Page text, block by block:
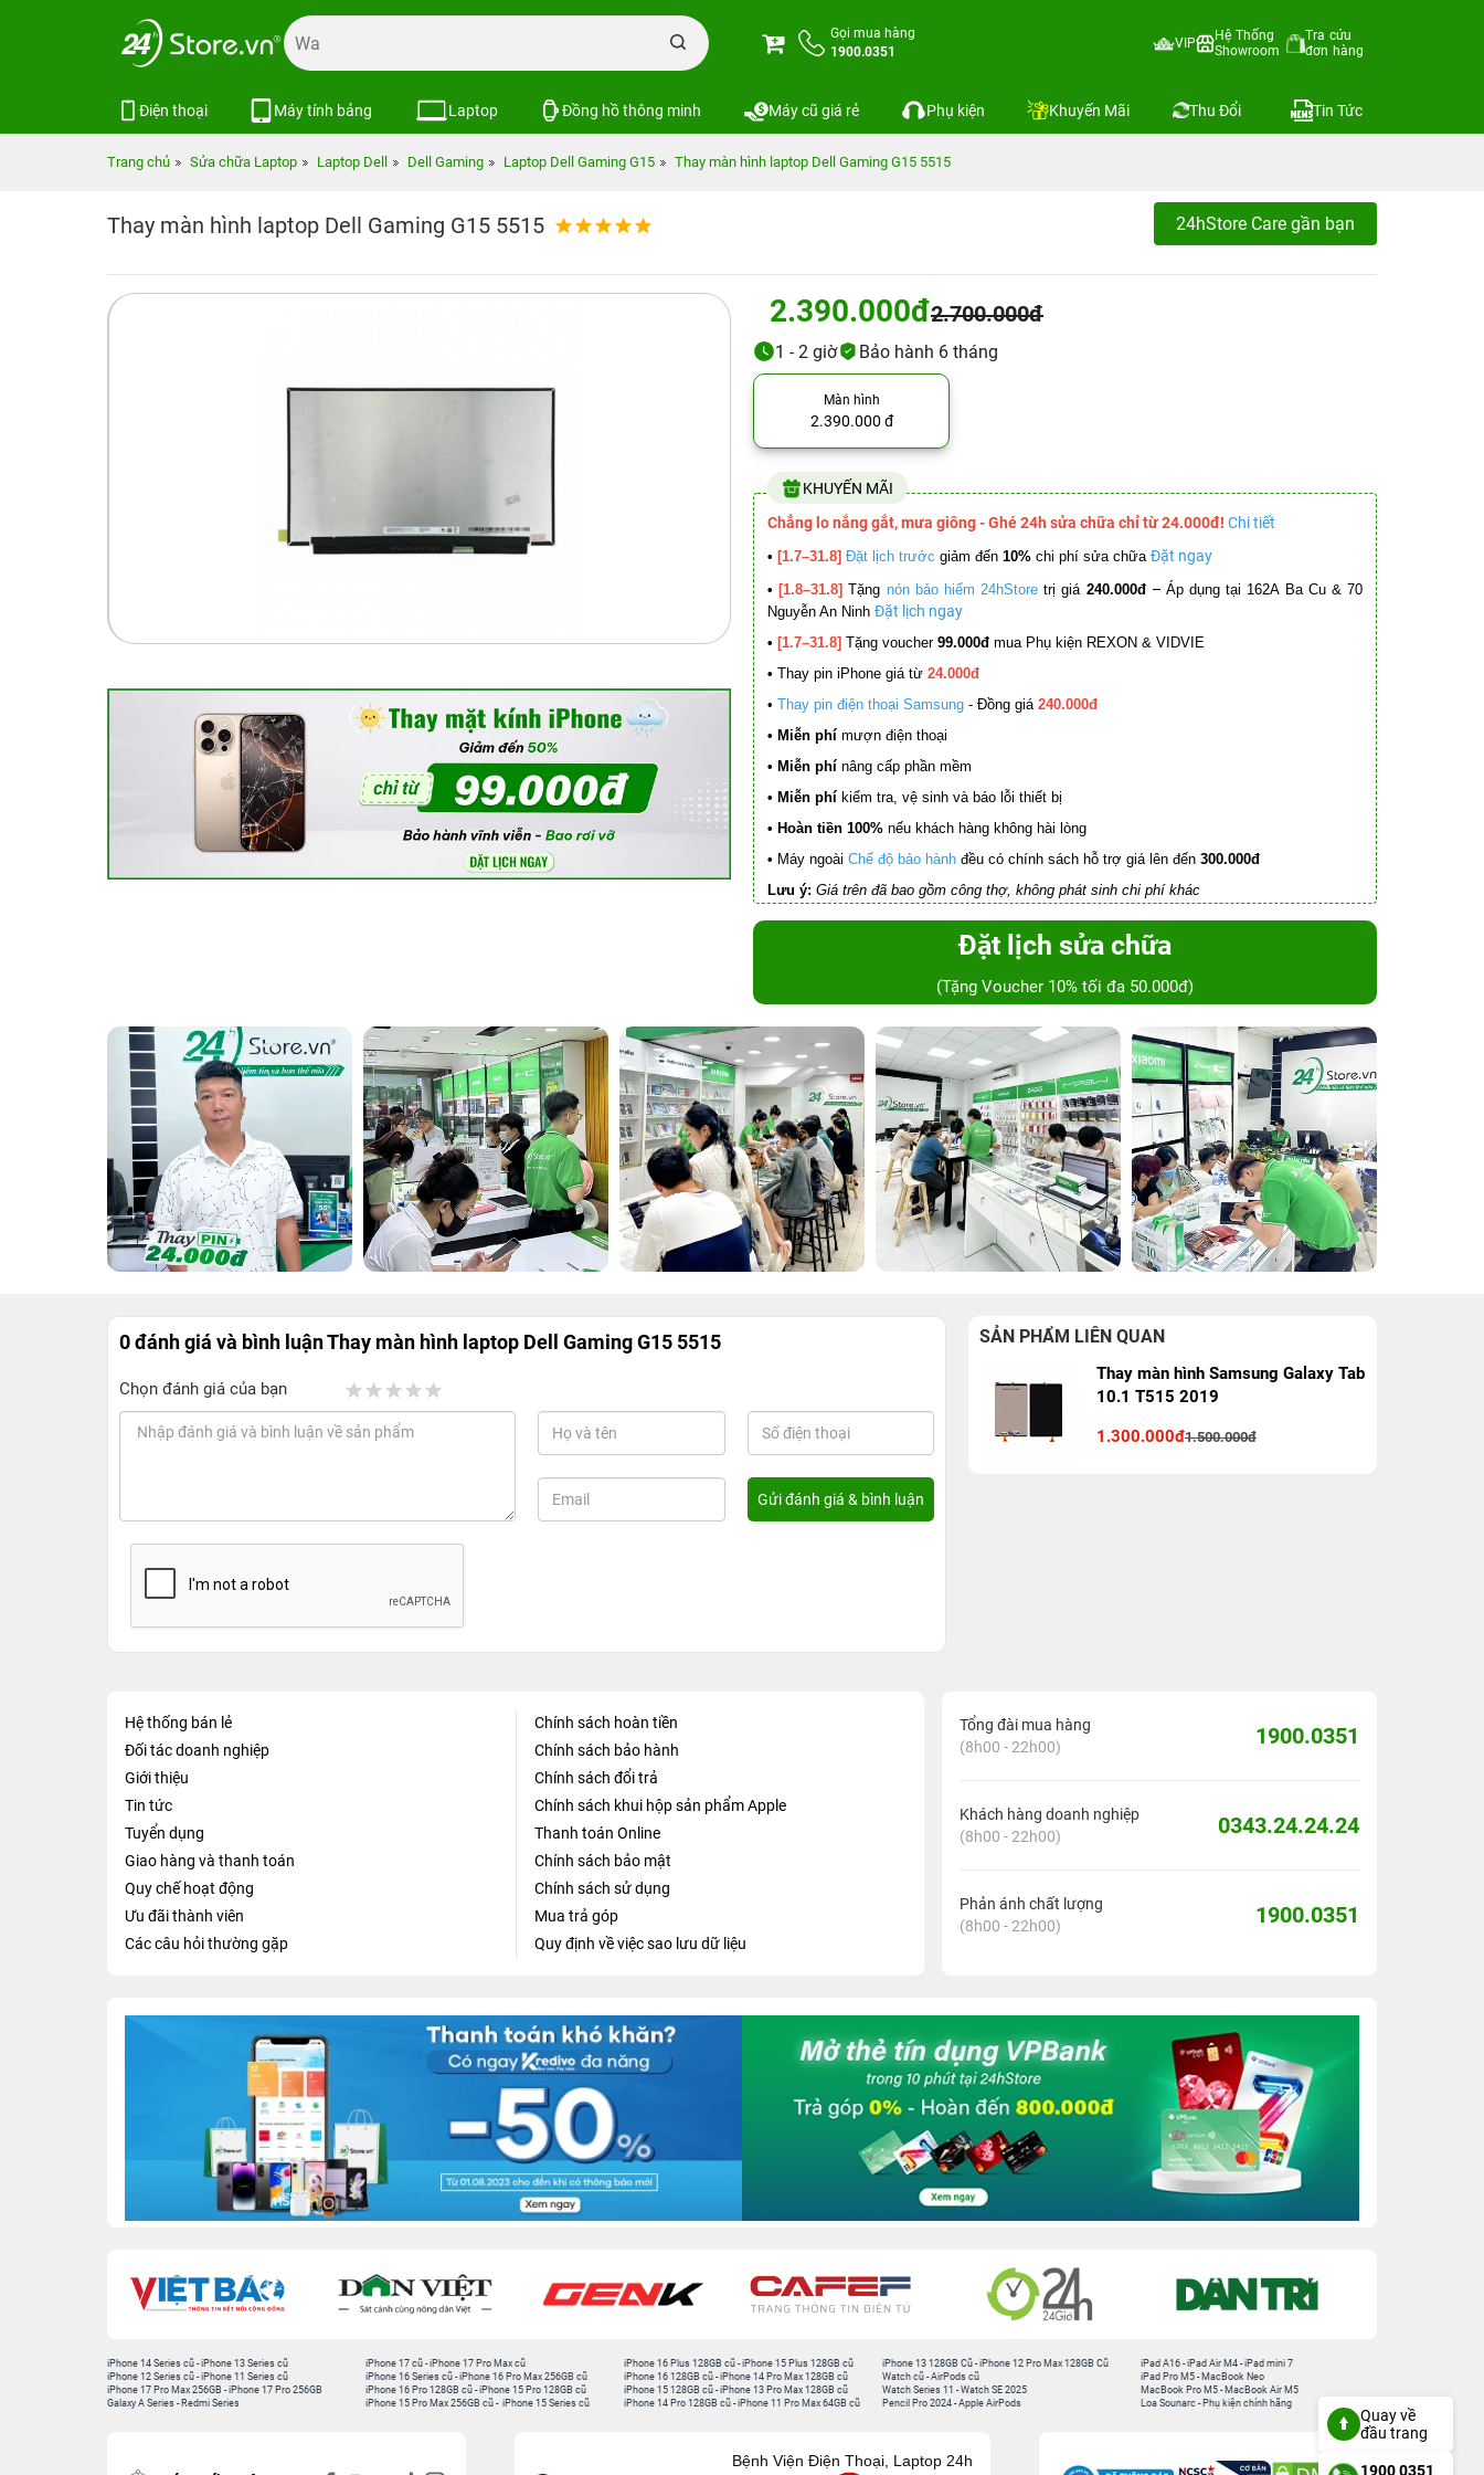
Gọi mua hàng
1900.0351
VIP
Hệ Thống
Showroom
Tra cứu
đơn hàng
Điện thoại Máy tính bảng Laptop Đồng hồ thông minh Máy cũ giá rẻ Phụ kiện Khuyến Mãi Thu Đổi Tin Tức
Trang chủ Sửa chữa Laptop Laptop Dell Dell Gaming Laptop Dell Gaming G15 Thay màn hình laptop Dell Gaming G15 5515
Thay màn hình laptop Dell Gaming G15 5515 24hStore Care gần bạn
2.390.000đ2.700.000đ
1 - 2 giờ Bảo hành 6 tháng
Màn hình
2.390.000 đ
KHUYẾN MÃI
Chẳng lo nắng gắt, mưa giông - Ghé 24h sửa chữa chỉ từ 24.000đ! Chi tiết
• [1.7–31.8] Đặt lịch trước giảm đến 10% chi phí sửa chữa Đặt ngay
• [1.8–31.8] Tặng nón bảo hiểm 24hStore trị giá 240.000đ – Áp dụng tại 162A Ba Cu & 70
Nguyễn An Ninh Đặt lịch ngay
• [1.7–31.8] Tặng voucher 99.000đ mua Phụ kiện REXON & VIDVIE
• Thay pin iPhone giá từ 24.000đ
• Thay pin điện thoại Samsung - Đồng giá 240.000đ
• Miễn phí mượn điện thoại
• Miễn phí nâng cấp phần mềm
• Miễn phí kiểm tra, vệ sinh và báo lỗi thiết bị
• Hoàn tiền 100% nếu khách hàng không hài lòng
• Máy ngoài Chế độ bảo hành đều có chính sách hỗ trợ giá lên đến 300.000đ
Lưu ý: Giá trên đã bao gồm công thợ, không phát sinh chi phí khác
Đặt lịch sửa chữa
(Tặng Voucher 10% tối đa 50.000đ)
0 đánh giá và bình luậnThay màn hình laptop Dell Gaming G15 5515
Chọn đánh giá của bạn
SẢN PHẨM LIÊN QUAN
Thay màn hình Samsung Galaxy Tab
10.1 T515 2019
1.300.000đ1.500.000đ
Hệ thống bán lẻ
Đối tác doanh nghiệp
Giới thiệu
Tin tức
Tuyển dụng
Giao hàng và thanh toán
Quy chế hoạt động
Ưu đãi thành viên
Các câu hỏi thường gặp
Chính sách hoàn tiền
Chính sách bảo hành
Chính sách đổi trả
Chính sách khui hộp sản phẩm Apple
Thanh toán Online
Chính sách bảo mật
Chính sách sử dụng
Mua trả góp
Quy định về việc sao lưu dữ liệu
Tổng đài mua hàng
(8h00 - 22h00)
1900.0351
Khách hàng doanh nghiệp
(8h00 - 22h00)
0343.24.24.24
Phản ánh chất lượng
(8h00 - 22h00)
1900.0351
iPhone 14 Series cũ -iPhone 13 Series cũ
iPhone 12 Series cũ -iPhone 11 Series cũ
iPhone 17 Pro Max 256GB -iPhone 17 Pro 256GB
Galaxy A Series - Redmi Series
iPhone 17 cũ -iPhone 17 Pro Max cũ
iPhone 16 Series cũ - iPhone 16 Pro Max 256GB cũ
iPhone 16 Pro 128GB cũ -iPhone 15 Pro 128GB cũ
iPhone 15 Pro Max 256GB cũ - iPhone 15 Series cũ
iPhone 16 Plus 128GB cũ -iPhone 15 Plus 128GB cũ
iPhone 16 128GB cũ -iPhone 14 Pro Max 128GB cũ
iPhone 15 128GB cũ -iPhone 13 Pro Max 128GB cũ
iPhone 14 Pro 128GB cũ -iPhone 11 Pro Max 64GB cũ
iPhone 13 128GB Cũ -iPhone 12 Pro Max 128GB Cũ
Watch cũ -AirPods cũ
Watch Series 11 -Watch SE 2025
Pencil Pro 2024 -Apple AirPods
iPad A16 -iPad Air M4 -iPad mini 7
iPad Pro M5 - MacBook Neo
MacBook Pro M5 - MacBook Air M5
Loa Sounarc - Phụ kiện chính hãng
Bệnh Viện Điện Thoại, Laptop 24h
Quay về
đầu trang
1900 0351